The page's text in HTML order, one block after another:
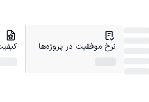
نرخ موفقیت در پروژه‌ها